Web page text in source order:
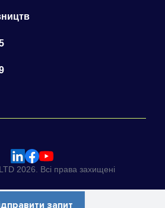
запит
2026. Всі права захищені